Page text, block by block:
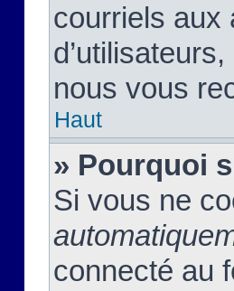
courriels aux
nous vous
Haut
» Pourquoi
Si vous ne
connecté au